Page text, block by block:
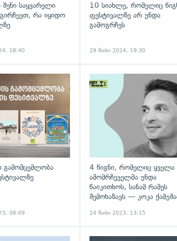
შენი საყვარელი
რა იყიდო
18:40
10 სიახლე, რომელიც
ფესტივალზე არ უნდა
გამოგრჩეს
29 მაისი 2024, 19:30
გამომცემლობა
08:09
4 წიგნი, რომელიც ყველა
ამომრჩეველმა უნდა
წაიკითხოს, სანამ რამეს
შემოხაზავს — კოკა
24 მაისი 2023, 13:15